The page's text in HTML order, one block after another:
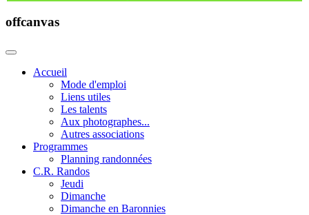
offcanvas
Accueil
Mode d'emploi
Liens utiles
Les talents
Aux photographes...
Autres associations
Programmes
Planning randonnées
C.R. Randos
Jeudi
Dimanche
Dimanche en Baronnies